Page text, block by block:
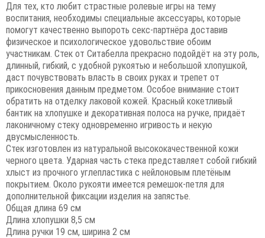
Для тех, кто любит страстные ролевые игры на тему
воспитания, необходимы специальные аксессуары, которые
помогут качественно выпороть секс-партнёра доставив
физическое и психологическое удовольствие обоим
участникам. Стек от Ситабелла прекрасно подойдёт на эту роль,
длинный, гибкий, с удобной рукоятью и небольшой хлопушкой,
даст почувствовать власть в своих руках и трепет от
прикосновения данным предметом. Особое внимание стоит
обратить на отделку лаковой кожей. Красный кокетливый
бантик на хлопушке и декоративная полоса на ручке, придаёт
лаконичному стеку одновременно игривость и некую
двусмысленность.
Стек изготовлен из натуральной высококачественной кожи
черного цвета. Ударная часть стека представляет собой гибкий
хлыст из прочного углепластика с нейлоновым плетёным
покрытием. Около рукояти имеется ремешок-петля для
дополнительной фиксации изделия на запястье.
Общая длина 69 см
Длина хлопушки 8,5 см
Длина ручки 19 см, ширина 2 см